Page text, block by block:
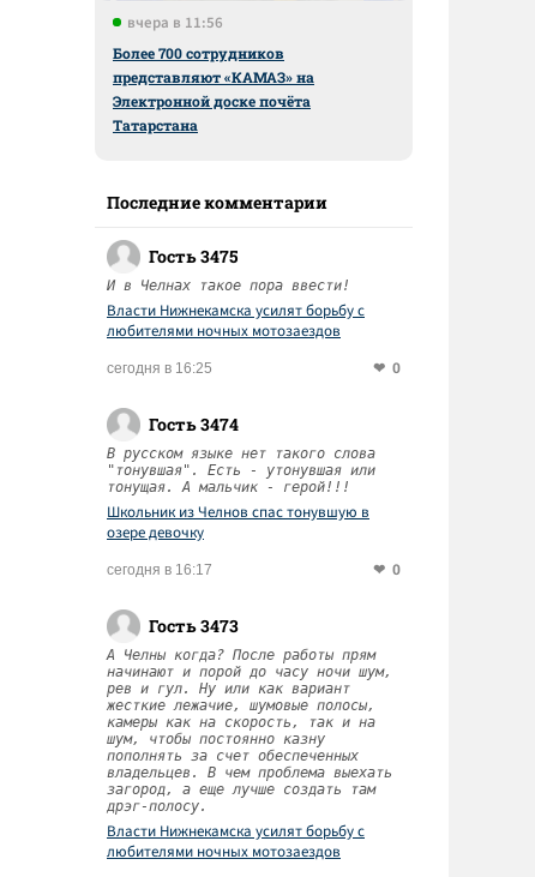
вчера в 11:56
Более 700 сотрудников
представляют «КАМАЗ» на
Электронной доске почёта
Татарстана
Последние комментарии
Гость 3475
И в Челнах такое пора ввести!
Власти Нижнекамска усилят борьбу с
любителями ночных мотозаездов
сегодня в 16:25 0
Гость 3474
В русском языке нет такого слова
"тонувшая". Есть - утонувшая или
тонущая. А мальчик - герой!!!
Школьник из Челнов спас тонувшую в
озере девочку
сегодня в 16:17 0
Гость 3473
А Челны когда? После работы прям
начинают и порой до часу ночи шум,
рев и гул. Ну или как вариант
жесткие лежачие, шумовые полосы,
камеры как на скорость, так и на
шум, чтобы постоянно казну
пополнять за счет обеспеченных
владельцев. В чем проблема выехать
загород, а еще лучше создать там
дрэг-полосу.
Власти Нижнекамска усилят борьбу с
любителями ночных мотозаездов